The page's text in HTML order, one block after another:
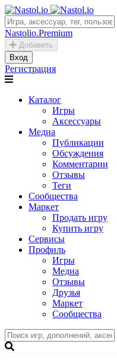
Nastolio.Premium
Добавить
Вход
Регистрация
Каталог
Игры
Аксессуары
Медиа
Публикации
Обсуждения
Комментарии
Отзывы
Теги
Сообщества
Маркет
Продать игру
Купить игру
Сервисы
Профиль
Игры
Медиа
Отзывы
Друзья
Маркет
Сообщества